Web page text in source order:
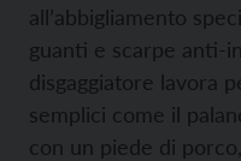
all’abbigliamento
guanti e scarpe anti-
disgaggiatore lavora
semplici come il
con un piede di